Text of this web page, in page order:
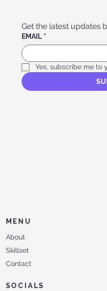
Get the latest updates
EMAIL *
Yes, subscribe me to
MENU
About
Skillset
Contact
SOCIALS